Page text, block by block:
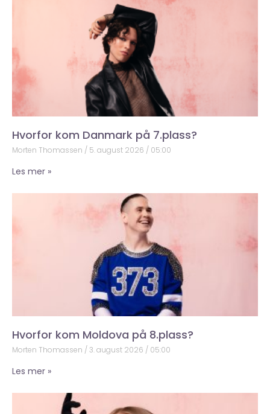
Hvorfor kom Danmark på 7.plass?
Morten Thomassen 5. august 2026 05:00
Les mer »
Hvorfor kom Moldova på 8.plass?
Morten Thomassen 3. august 2026 05:00
Les mer »